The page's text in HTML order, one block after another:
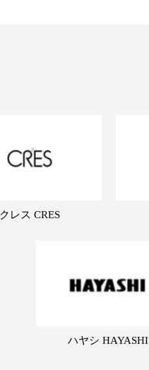
クレス CRES
ハヤシ HAYASHI